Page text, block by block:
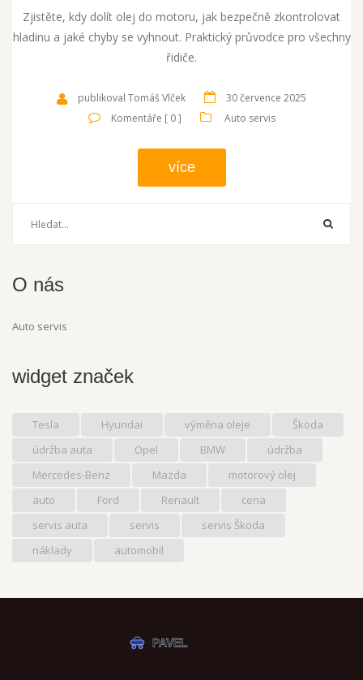
Zjistěte, kdy dolít olej do motoru, jak bezpečně zkontrolovat
hladinu a jaké chyby se vyhnout. Praktický průvodce pro všechny
řidiče.
publikoval Tomáš Vlček
30 července 2025
Komentáře [ 0 ]
Auto servis
více
O nás
Auto servis
widget značek
Tesla Hyundai výměna oleje
Škoda
údržba auta
Opel BMW
údržba
Mercedes-Benz
Mazda
motorový olej
auto
Ford Renault
cena
servis auta
servis
servis Škoda
náklady
automobil